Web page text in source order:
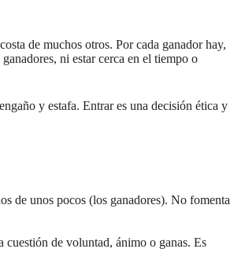
de muchos otros. Por cada ganador hay,
ni estar cerca en el tiempo o
y estafa. Entrar es una decisión ética y
de unos pocos (los ganadores). No fomenta
cuestión de voluntad, ánimo o ganas. Es